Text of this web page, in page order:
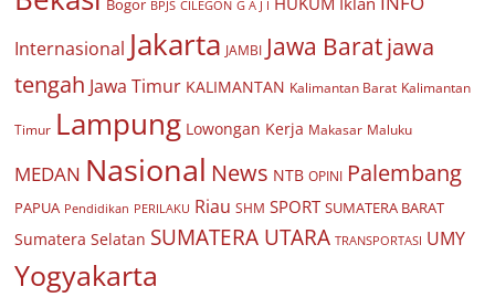
Bogor BPJS CILEGON G A J I
Internasional Jakarta JAMBI Jawa Baratjawa
tengah Jawa Timur KALIMANTAN Kalimantan Barat Kalimantan
Timur Lampung Lowongan Kerja Makasar Maluku
MEDAN Nasional News NTB OPINI Palembang
PAPUA Pendidikan PERILAKU Riau SHM SPORT SUMATERA BARAT
Sumatera Selatan SUMATERA UTARA TRANSPORTASI UMY
Yogyakarta